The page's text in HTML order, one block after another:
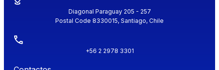
Diagonal Paraguay 205 - 257
Postal Code 8330015, Santiago, Chile
+56 2 2978 3301